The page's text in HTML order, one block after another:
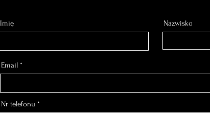
Imię Nazwisko
Email
Nr telefonu